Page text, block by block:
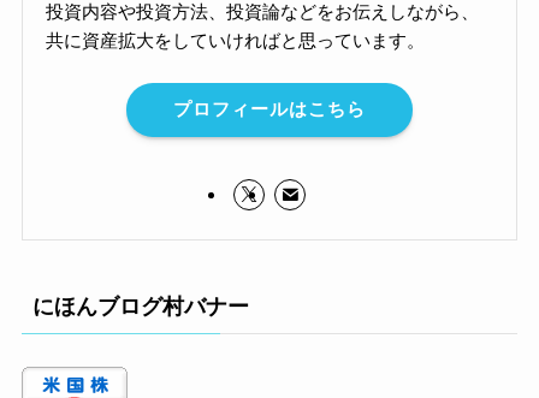
投資内容や投資方法、投資論などをお伝えしながら、
共に資産拡大をしていければと思っています。
プロフィールはこちら
にほんブログ村バナー